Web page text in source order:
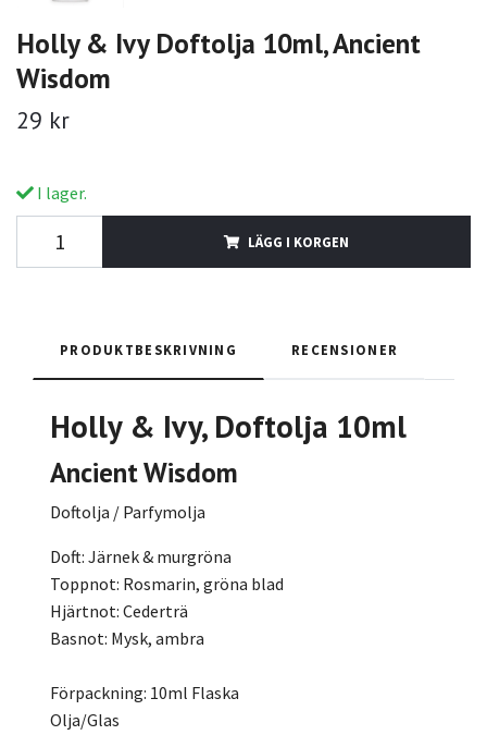
Holly & Ivy Doftolja 10ml, Ancient
Wisdom
29 kr
I lager.
LÄGG I KORGEN
PRODUKTBESKRIVNING RECENSIONER
Holly & Ivy, Doftolja 10ml
Ancient Wisdom
Doftolja / Parfymolja
Doft: Järnek & murgröna
Toppnot: Rosmarin, gröna blad
Hjärtnot: Cederträ
Basnot: Mysk, ambra
Förpackning: 10ml Flaska
Olja/Glas